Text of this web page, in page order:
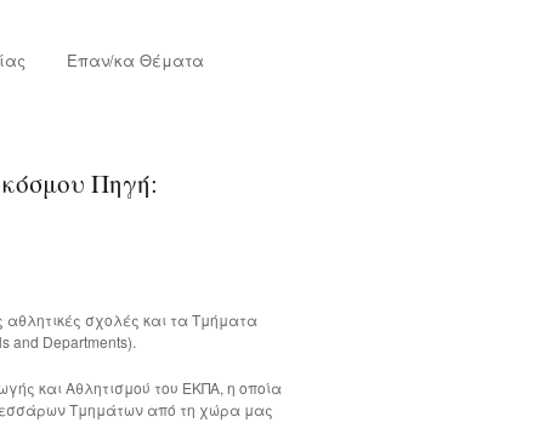
Eπαν/κα Θέματα
Πηγή:
αθλητικές σχολές και τα Τμήματα
and Departments).
και Αθλητισμού του ΕΚΠΑ, η οποία
Τμημάτων από τη χώρα μας